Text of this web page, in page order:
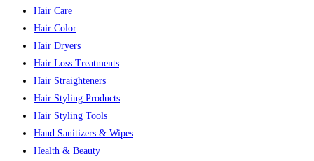
Hair Care
Hair Color
Hair Dryers
Hair Loss Treatments
Hair Straighteners
Hair Styling Products
Hair Styling Tools
Hand Sanitizers & Wipes
Health & Beauty